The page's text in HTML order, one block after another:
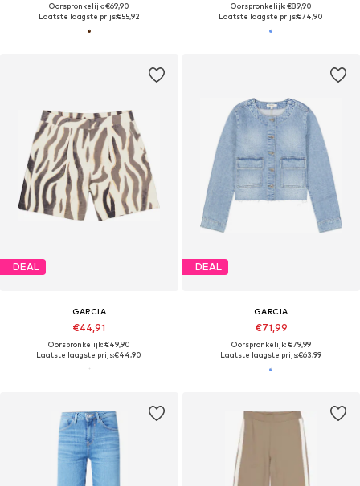
Oorspronkelijk: €69,90
Laatste laagste prijs:€55,92
Oorspronkelijk: €89,90
Laatste laagste prijs:€74,90
DEAL
GARCIA
€44,91
Oorspronkelijk: €49,90
Laatste laagste prijs:€44,90
DEAL
GARCIA
€71,99
Oorspronkelijk: €79,99
Laatste laagste prijs:€63,99